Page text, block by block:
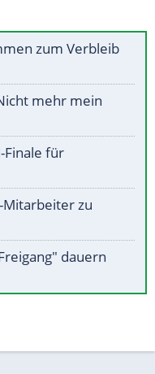
zum Verbleib
mehr mein
Finale für
zu
dauern